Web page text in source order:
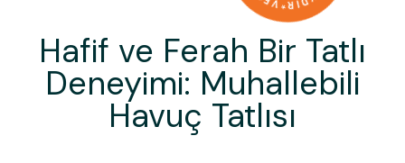
Hafif ve Ferah Bir Tatlı
Deneyimi: Muhallebili
Havuç Tatlısı